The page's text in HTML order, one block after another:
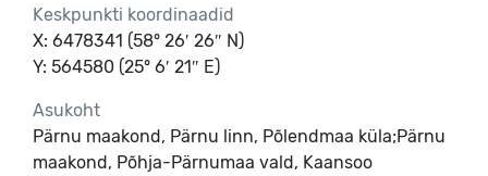
Keskpunkti koordinaadid
X: 6478341 (58° 26′ 26″ N)
Y: 564580 (25° 6′ 21″ E)
Asukoht
Pärnu maakond, Pärnu linn, Põlendmaa küla;Pärnu
maakond, Põhja-Pärnumaa vald, Kaansoo